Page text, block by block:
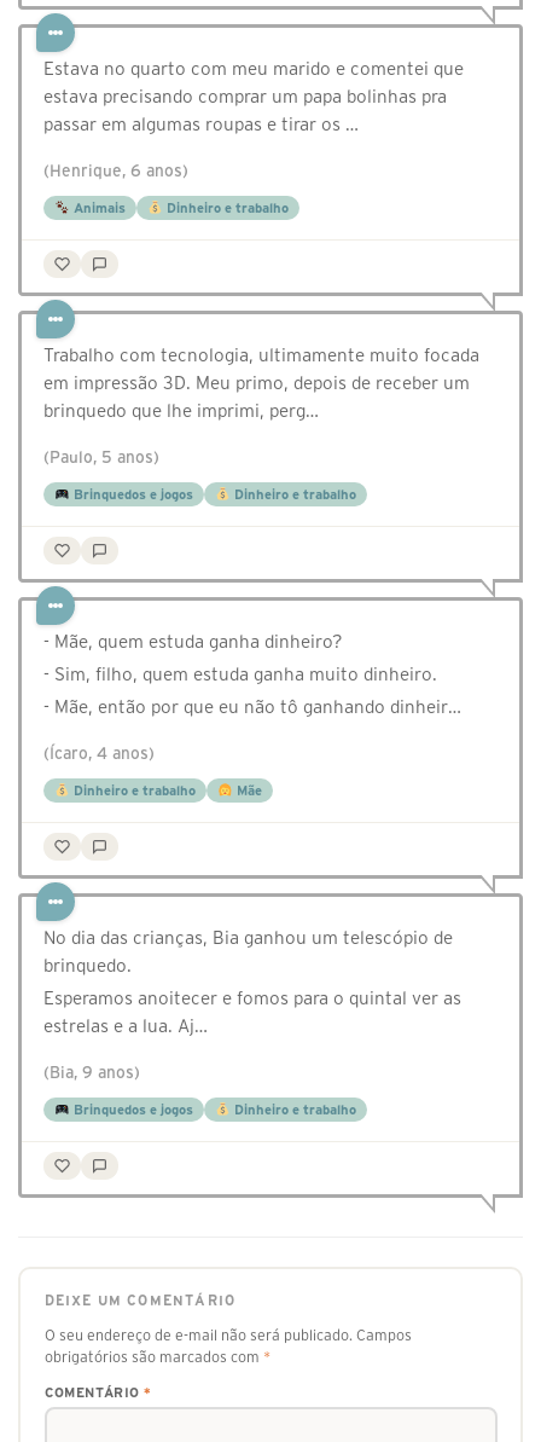
Estava no quarto com meu marido e comentei que
estava precisando comprar um papa bolinhas pra
passar em algumas roupas e tirar os …
(Henrique, 6 anos)
Animais Dinheiro e trabalho
Trabalho com tecnologia, ultimamente muito focada
em impressão 3D. Meu primo, depois de receber um
brinquedo que lhe imprimi, perg…
(Paulo, 5 anos)
Brinquedos e jogos Dinheiro e trabalho
- Mãe, quem estuda ganha dinheiro?
- Sim, filho, quem estuda ganha muito dinheiro.
- Mãe, então por que eu não tô ganhando dinheir…
(Ícaro, 4 anos)
Dinheiro e trabalho Mãe
No dia das crianças, Bia ganhou um telescópio de
brinquedo.
Esperamos anoitecer e fomos para o quintal ver as
estrelas e a lua. Aj…
(Bia, 9 anos)
Brinquedos e jogos Dinheiro e trabalho
DEIXE UM COMENTÁRIO
O seu endereço de e-mail não será publicado. Campos
obrigatórios são marcados com *
COMENTÁRIO *